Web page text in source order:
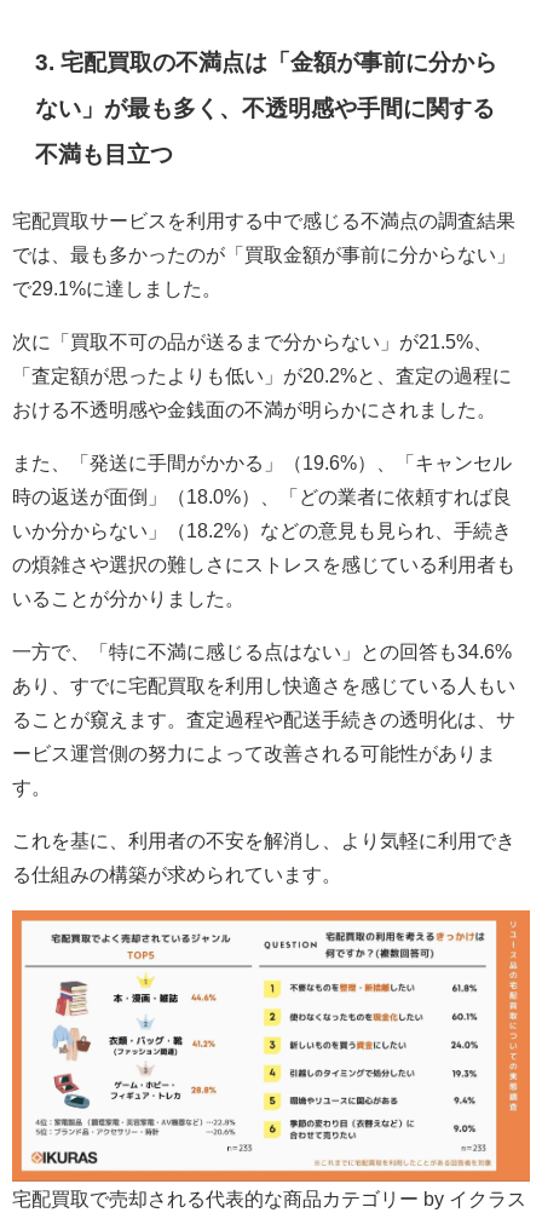
3. 宅配買取の不満点は「金額が事前に分から
ない」が最も多く、不透明感や手間に関する
不満も目立つ
宅配買取サービスを利用する中で感じる不満点の調査結果
では、最も多かったのが「買取金額が事前に分からない」
で29.1%に達しました。
次に「買取不可の品が送るまで分からない」が21.5%、
「査定額が思ったよりも低い」が20.2%と、査定の過程に
おける不透明感や金銭面の不満が明らかにされました。
また、「発送に手間がかかる」（19.6%）、「キャンセル
時の返送が面倒」（18.0%）、「どの業者に依頼すれば良
いか分からない」（18.2%）などの意見も見られ、手続き
の煩雑さや選択の難しさにストレスを感じている利用者も
いることが分かりました。
一方で、「特に不満に感じる点はない」との回答も34.6%
あり、すでに宅配買取を利用し快適さを感じている人もい
ることが窺えます。査定過程や配送手続きの透明化は、サ
ービス運営側の努力によって改善される可能性がありま
す。
これを基に、利用者の不安を解消し、より気軽に利用でき
る仕組みの構築が求められています。
宅配買取で売却される代表的な商品カテゴリー by イクラス